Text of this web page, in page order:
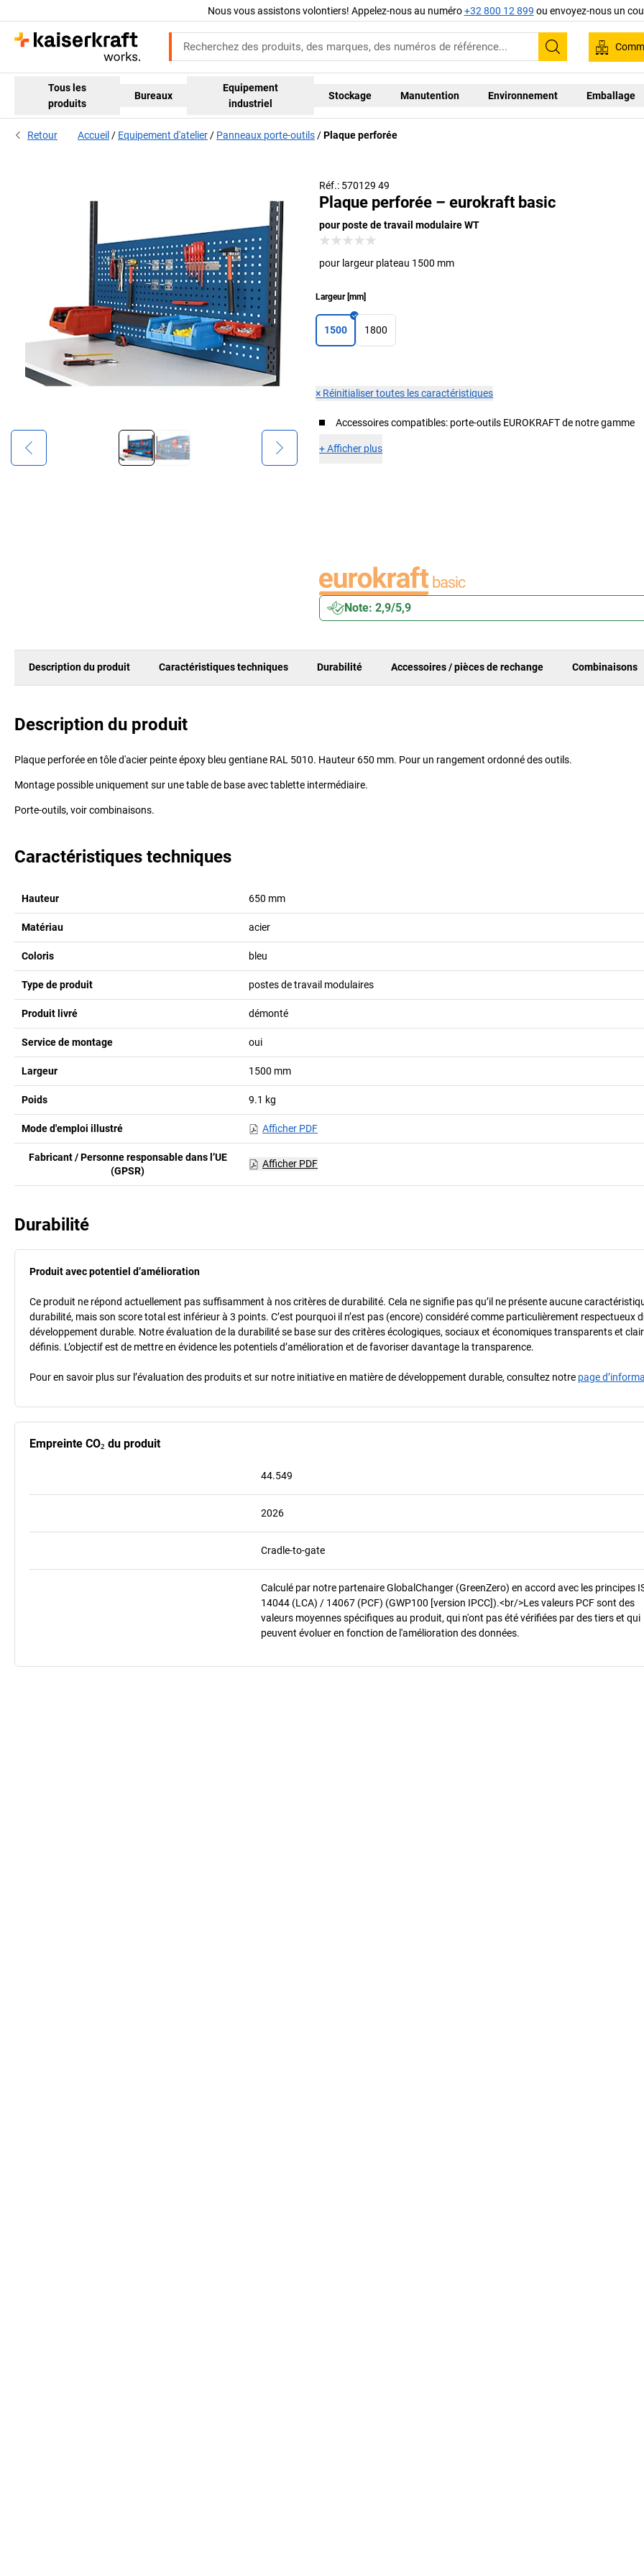
Nous vous assistons volontiers! Appelez-nous au numéro+32 800 12 899 ou envoyez-nous un
Recherche
Tous les
produits
Bureaux
Equipement
industriel
Stockage Manutention Environnement Emballage
Retour Accueil Equipement d'atelier Panneaux porte-outils Plaque perforée
Réf.: 570129 49
Plaque perforée – eurokraft basic
pour poste de travail modulaire WT
pour largeur plateau 1500 mm
Largeur[mm]
1500 1800
× Réinitialiser toutes les caractéristiques
Accessoires compatibles: porte-outils EUROKRAFT de notre gamme
+Afficher plus
Note: 2,9/5,9
Description du produit Caractéristiques techniques Durabilité Accessoires / pièces de rechange Combinaisons
Description du produit
Plaque perforée en tôle d'acier peinte époxy bleu gentiane RAL 5010. Hauteur 650 mm. Pour un rangement ordonné des outils.
Montage possible uniquement sur une table de base avec tablette intermédiaire.
Porte-outils, voir combinaisons.
Caractéristiques techniques
Hauteur 650 mm
Matériau acier
Coloris bleu
Type de produit postes de travail modulaires
Produit livré démonté
Service de montage oui
Largeur 1500 mm
Poids 9.1 kg
Mode d'emploi illustré Afficher PDF
Fabricant / Personne responsable dans l’UE
(GPSR)
Afficher PDF
Durabilité
Produit avec potentiel d’amélioration
Ce produit ne répond actuellement pas suffisamment à nos critères de durabilité. Cela ne signifie pas qu’il ne présente aucune
durabilité, mais son score total est inférieur à 3 points. C’est pourquoi il n’est pas (encore) considéré comme particulièrement respectueux
développement durable. Notre évaluation de la durabilité se base sur des critères écologiques, sociaux et économiques transparents et
définis. L’objectif est de mettre en évidence les potentiels d’amélioration et de favoriser davantage la transparence.
Pour en savoir plus sur l’évaluation des produits et sur notre initiative en matière de développement durable, consultez notre page
Empreinte CO₂ du produit
44.549
2026
Cradle-to-gate
Calculé par notre partenaire GlobalChanger (GreenZero) en accord avec les principes
14044 (LCA) / 14067 (PCF) (GWP100 [version IPCC]).<br/>Les valeurs PCF sont des
valeurs moyennes spécifiques au produit, qui n'ont pas été vérifiées par des tiers et qui
peuvent évoluer en fonction de l'amélioration des données.